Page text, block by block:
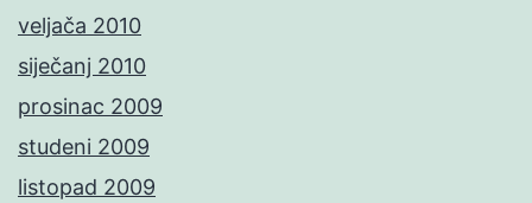
veljača 2010
siječanj 2010
prosinac 2009
studeni 2009
listopad 2009